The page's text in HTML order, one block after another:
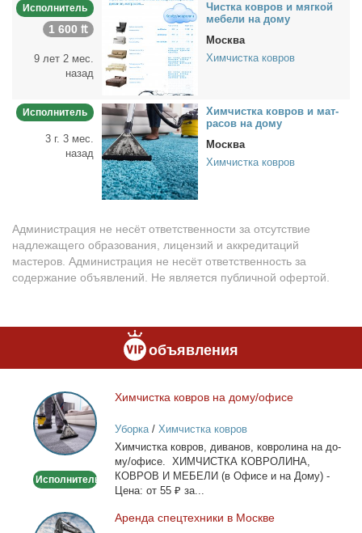
Исполнитель
1 600 ₶
9 лет 2 мес.
назад
Чист­ка ков­ров и мяг­кой
ме­бе­ли на до­му
Москва
Химчистка ковров
Исполнитель
3 г. 3 мес.
назад
Хим­чист­ка ков­ров и мат­
ра­сов на до­му
Москва
Химчистка ковров
Администрация не несёт ответственности за отсутствие
надлежащего образования, лицензий и аккредитаций
мастеров. Администрация не несёт ответственность за
содержание объявлений. Не является публичной офертой.
объявления
Химчистка
ковров
на
дому/
Исполнитель
Хим­чист­ка ков­ров на до­му/офи­се
Уборка/ Химчистка ковров
Хим­чист­ка ков­ров, ди­ва­нов, ков­ро­ли­на на до­
му/офи­се. ХИМЧИСТКА КОВРОЛИНА,
КОВРОВ И МЕБЕЛИ (в Офи­се и на До­му) -
Це­на: от 55 ₽ за...
Аренда
Арен­да спец­тех­ни­ки в Москве